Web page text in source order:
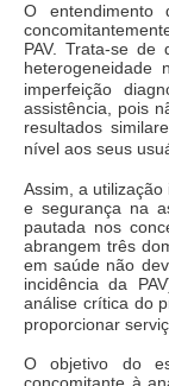
O entendimento
PAV. Trata-se
imperfeição
assistência, pois
resultados
nível aos seus
Assim, a
e segurança na
pautada nos
abrangem três
em saúde não
incidência da
análise crítica do
proporcionar
O objetivo do